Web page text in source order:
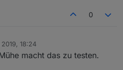
0
18:24
macht das zu testen.